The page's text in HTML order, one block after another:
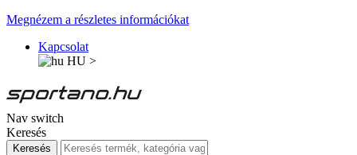
Megnézem a részletes információkat
Kapcsolat
HU >
Nav switch
Keresés
Keresés